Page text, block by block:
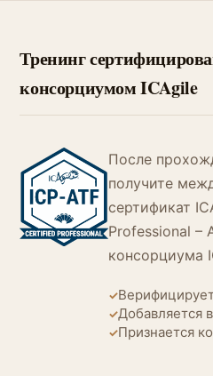
Тренинг
консорциумом ICAgile
После
получите
сертификат
Professional –
консорциума
✓
✓Добавляется
✓Признается